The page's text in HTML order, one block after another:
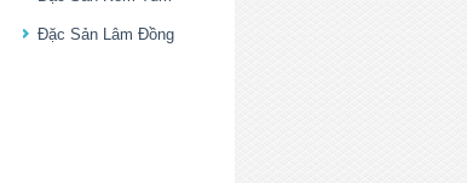
Đặc Sản Lâm Đồng